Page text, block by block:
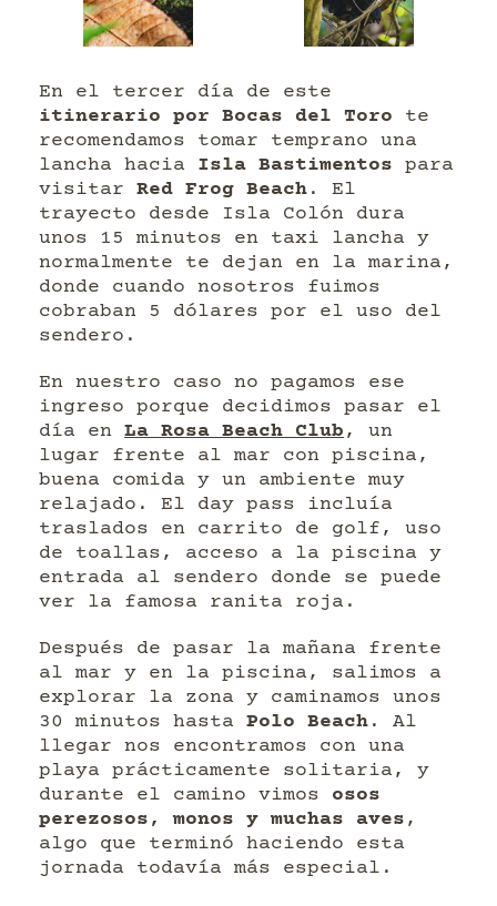
En el tercer día de este
itinerario por Bocas del Toro te
recomendamos tomar temprano una
lancha hacia Isla Bastimentos para
visitar Red Frog Beach . El
trayecto desde Isla Colón dura
unos 15 minutos en taxi lancha y
normalmente te dejan en la marina,
donde cuando nosotros fuimos
cobraban 5 dólares por el uso del
sendero.
En nuestro caso no pagamos ese
ingreso porque decidimos pasar el
día en La Rosa Beach Club , un
lugar frente al mar con piscina,
buena comida y un ambiente muy
relajado. El day pass incluía
traslados en carrito de golf, uso
de toallas, acceso a la piscina y
entrada al sendero donde se puede
ver la famosa ranita roja.
Después de pasar la mañana frente
al mar y en la piscina, salimos a
explorar la zona y caminamos unos
30 minutos hasta Polo Beach . Al
llegar nos encontramos con una
playa prácticamente solitaria, y
durante el camino vimos osos
perezosos, monos y muchas aves ,
algo que terminó haciendo esta
jornada todavía más especial.